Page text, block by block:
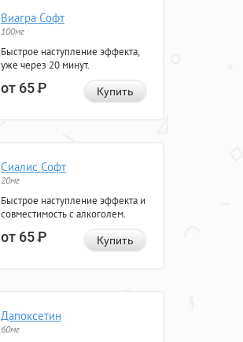
Виагра Софт
100мг
Быстрое наступление эффекта,
уже через 20 минут.
от 65Р Купить
Сиалис Софт
20мг
Быстрое наступление эффекта и
совместимость с алкоголем.
от 65Р Купить
Дапоксетин
60мг